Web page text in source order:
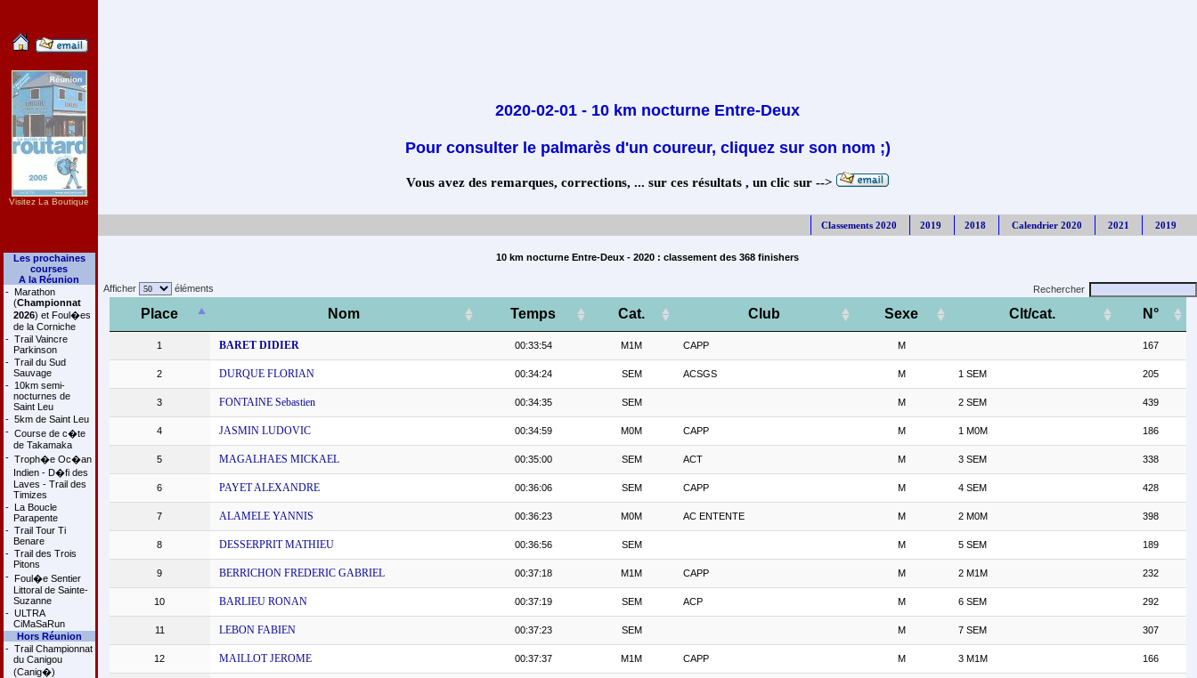
Visitez La Boutique
Les prochaines
courses
A la Réunion
- Marathon
(Championnat
2026) et Foul�es
de la Corniche
- Trail Vaincre
Parkinson
- Trail du Sud
Sauvage
- 10km semi-
nocturnes de
Saint Leu
- 5km de Saint Leu
- Course de c�te
de Takamaka
- Troph�e Oc�an
Indien - D�fi des
Laves - Trail des
Timizes
- La Boucle
Parapente
- Trail Tour Ti
Benare
- Trail des Trois
Pitons
- Foul�e Sentier
Littoral de Sainte-
Suzanne
- ULTRA
CiMaSaRun
Hors Réunion
- Trail Championnat
du Canigou
(Canig�)
2020-02-01 - 10 km nocturne Entre-Deux
Pour consulter le palmarès d'un coureur, cliquez sur son nom ;)
Vous avez des remarques, corrections, ... sur ces résultats , un clic sur -->
Classements 2020 2019 2018 Calendrier 2020 2021 2019
10 km nocturne Entre-Deux - 2020 : classement des 368 finishers
Afficher éléments Rechercher
Place Nom Temps Cat. Club Sexe Clt/cat. N°
1 BARET DIDIER 00:33:54 M1M CAPP M 167
2 DURQUE FLORIAN 00:34:24 SEM ACSGS M 1 SEM 205
3 FONTAINE Sebastien 00:34:35 SEM M 2 SEM 439
4 JASMIN LUDOVIC 00:34:59 M0M CAPP M 1 M0M 186
5 MAGALHAES MICKAEL 00:35:00 SEM ACT M 3 SEM 338
6 PAYET ALEXANDRE 00:36:06 SEM CAPP M 4 SEM 428
7 ALAMELE YANNIS 00:36:23 M0M AC ENTENTE M 2 M0M 398
8 DESSERPRIT MATHIEU 00:36:56 SEM M 5 SEM 189
9 BERRICHON FREDERIC GABRIEL 00:37:18 M1M CAPP M 2 M1M 232
10 BARLIEU RONAN 00:37:19 SEM ACP M 6 SEM 292
11 LEBON FABIEN 00:37:23 SEM M 7 SEM 307
12 MAILLOT JEROME 00:37:37 M1M CAPP M 3 M1M 166